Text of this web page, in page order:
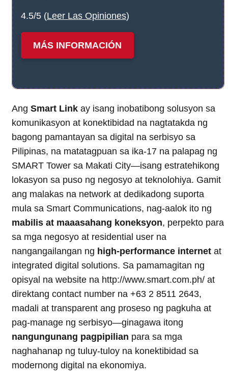
4.5/5 (Leer Las Opiniones)
MÁS INFORMACIÓN
Ang Smart Link ay isang inobatibong solusyon sa
komunikasyon at konektibidad na nagtatakda ng
bagong pamantayan sa digital na serbisyo sa
Pilipinas, na matatagpuan sa ika-17 na palapag ng
SMART Tower sa Makati City—isang estratehikong
lokasyon sa puso ng negosyo at teknolohiya. Gamit
ang malakas na network at dedikadong suporta
mula sa Smart Communications, nag-aalok ito ng
mabilis at maaasahang koneksyon, perpekto para
sa mga negosyo at residential user na
nangangailangan ng high-performance internet at
integrated digital solutions. Sa pamamagitan ng
opisyal na website na http://www.smart.com.ph/ at
direktang contact number na +63 2 8511 2643,
madali at transparent ang proseso ng pagkuha at
pag-manage ng serbisyo—ginagawa itong
nangungunang pagpipilian para sa mga
naghahanap ng tuluy-tuloy na konektibidad sa
modernong digital na ekonomiya.